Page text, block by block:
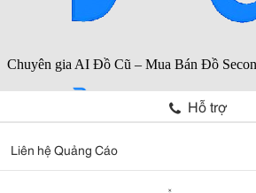
Hỗ trợ
Liên hệ Quảng Cáo